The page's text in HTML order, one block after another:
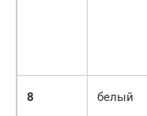
8 белый